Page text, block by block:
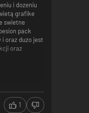
i dozeniu
grafike
swietne
pack
i oraz duzo jest
oraz
1